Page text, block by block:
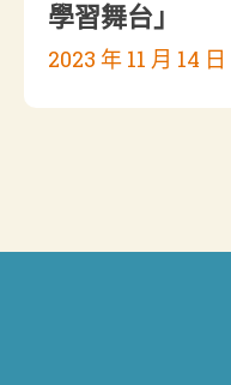
學習舞台」
2023 年 11 月 14 日